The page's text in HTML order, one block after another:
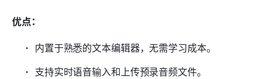
优点：
内置于熟悉的文本编辑器，无需学习成本。
支持实时语音输入和上传预录音频文件。